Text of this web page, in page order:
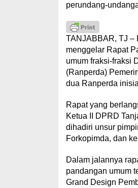
perundang-
TANJABBAR, TJ –
menggelar Rapat
umum fraksi-fraksi
(Ranperda)
dua Ranperda
Rapat yang
Ketua II DPRD
dihadiri unsur
Forkopimda, dan
Dalam jalannya
pandangan umum
Grand Design